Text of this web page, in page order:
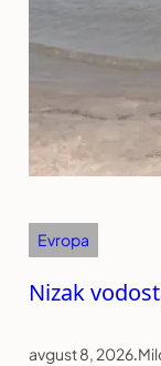
Evropa
Nizak
avgust 8, 2026.